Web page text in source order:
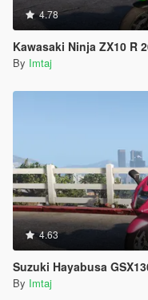
4.78
Kawasaki Ninja ZX10 R
By Imtaj
4.63
Suzuki Hayabusa
By Imtaj